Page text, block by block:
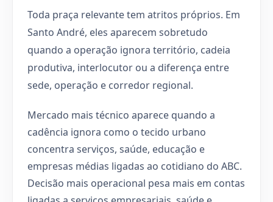
Toda praça relevante tem atritos próprios. Em
Santo André, eles aparecem sobretudo
quando a operação ignora território, cadeia
produtiva, interlocutor ou a diferença entre
sede, operação e corredor regional.
Mercado mais técnico aparece quando a
cadência ignora como o tecido urbano
concentra serviços, saúde, educação e
empresas médias ligadas ao cotidiano do ABC.
Decisão mais operacional pesa mais em contas